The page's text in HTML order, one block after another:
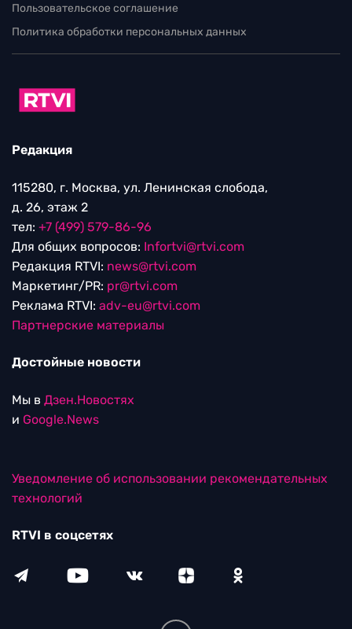
Пользовательское соглашение
Политика обработки персональных данных
Редакция
115280, г. Москва, ул. Ленинская слобода,
д. 26, этаж 2
тел: +7 (499) 579-86-96
Для общих вопросов: Infortvi@rtvi.com
Редакция RTVI: news@rtvi.com
Маркетинг/PR: pr@rtvi.com
Реклама RTVI: adv-eu@rtvi.com
Партнерские материалы
Достойные новости
Мы в Дзен.Новостях
и Google.News
Уведомление об использовании рекомендательных
технологий
RTVI в соцсетях